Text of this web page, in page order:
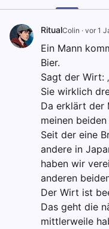
RitualColin · vor 1
Ein Mann
Bier.
Sagt der Wirt:
Sie wirklich
Da erklärt der
meinen
Seit der eine
andere in
haben wir
anderen
Der Wirt ist
Das geht die
mittlerweile